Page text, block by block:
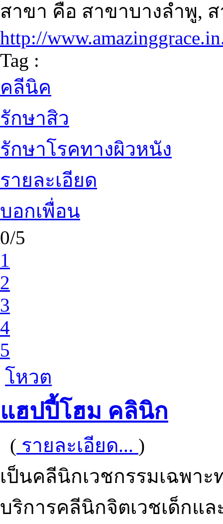
สาขา คือ สาขาบางลำพู,
http://
Tag :
คลีนิค
รักษาสิว
รักษาโรคทางผิวหนัง
รายละเอียด
บอกเพื่อน
0/5
1
2
3
4
5
โหวต
แฮปปี้โฮม คลินิก
( รายละเอียด... )
เป็นคลีนิกเวชกรรมเฉพา
บริการคลีนิกจิตเวชเด็กแ